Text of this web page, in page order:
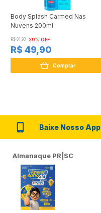
Body Splash Carmed Nas
Nuvens 200ml
R$ 81,90 39% OFF
R$ 49,90
Comprar
Baixe Nosso App
Almanaque PR|SC